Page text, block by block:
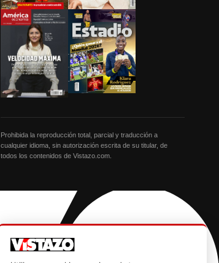
Prohibida la reproducción total, parcial y traducción a
cualquier idioma, sin autorización escrita de su titular, de
todos los contenidos de Vistazo.com.